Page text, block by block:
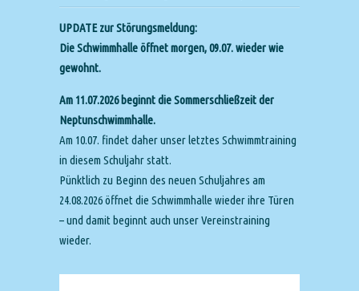
UPDATE zur Störungsmeldung:
Die Schwimmhalle öffnet morgen, 09.07. wieder wie
gewohnt.
Am 11.07.2026 beginnt die Sommerschließzeit der
Neptunschwimmhalle.
Am 10.07. findet daher unser letztes Schwimmtraining
in diesem Schuljahr statt.
Pünktlich zu Beginn des neuen Schuljahres am
24.08.2026 öffnet die Schwimmhalle wieder ihre Türen
– und damit beginnt auch unser Vereinstraining
wieder.